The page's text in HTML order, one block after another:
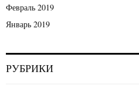
Февраль 2019
Январь 2019
РУБРИКИ